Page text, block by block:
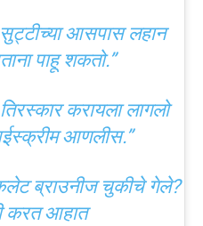
आसपास लहान
पाहू शकतो.”
करायला लागलो
आणलीस.”
ब्राउनीज चुकीचे गेले?
करत आहात